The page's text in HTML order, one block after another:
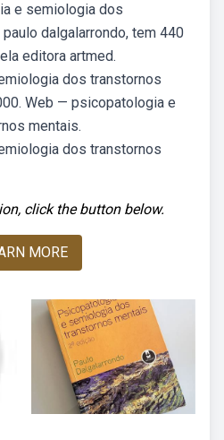
e semiologia dos
dalgalarrondo, tem 440
editora artmed.
dos transtornos
Web — psicopatologia e
mentais.
dos transtornos
click the button below.
MORE